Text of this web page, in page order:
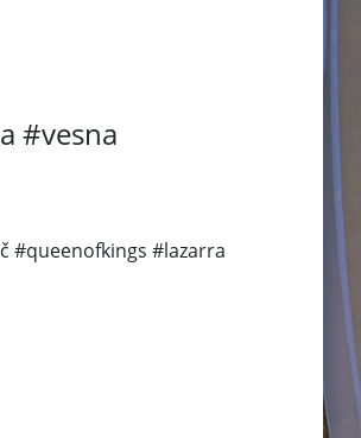
#vesna
#queenofkings #lazarra